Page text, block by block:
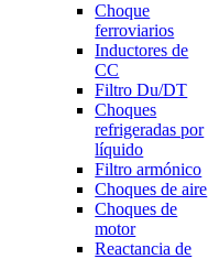
Choque
ferroviarios
Inductores de
CC
Filtro Du/DT
Choques
refrigeradas por
líquido
Filtro armónico
Choques de aire
Choques de
motor
Reactancia de